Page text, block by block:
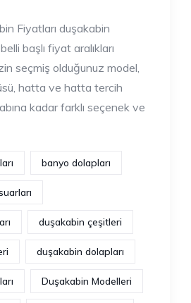
Fiyatları duşakabin
başlı fiyat aralıkları
seçmiş olduğunuz model,
hatta ve hatta tercih
kadar farklı seçenek ve
banyo dolapları
duşakabin çeşitleri
duşakabin dolapları
Duşakabin Modelleri